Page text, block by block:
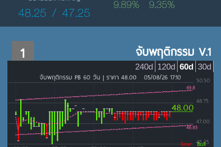
48.25 / 47.25 9.89% 9.35%
1 จับพฤติกรรม V.1
30d
60d
120d
240d